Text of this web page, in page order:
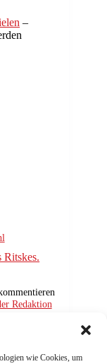
wie Cookies, um
–
Ritskes.
Redaktion